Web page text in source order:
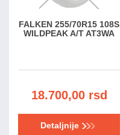
FALKEN 255/70R15 108S
WILDPEAK A/T AT3WA
18.700,00 rsd
Detaljnije